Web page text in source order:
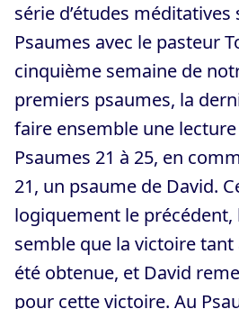
série d’études méditatives
Psaumes avec le pasteur
cinquième semaine de
premiers psaumes, la
faire ensemble une
Psaumes 21 à 25, en
21, un psaume de David.
logiquement le précédent,
semble que la victoire
été obtenue, et David
pour cette victoire. Au